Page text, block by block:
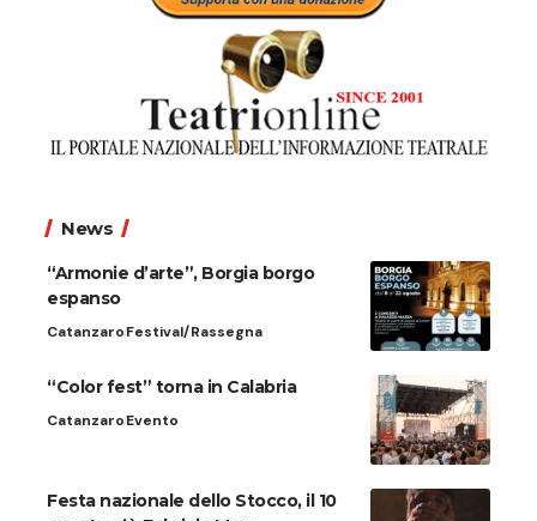
News
“Armonie d’arte”, Borgia borgo
espanso
CatanzaroFestival/Rassegna
“Color fest” torna in Calabria
CatanzaroEvento
Festa nazionale dello Stocco, il 10